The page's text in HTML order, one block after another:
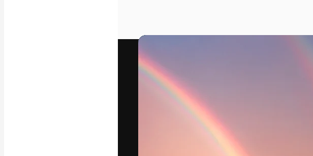
Video's
Filmmateriaal
Dynamische afbeeldingen
Videosjablonen
Iconen
3D-modellen
Lettertypen
Het creatieve platform om je beste werk te
creëren. Meer dan 1 miljoen abonnees
onder creatievelingen, ondernemingen,
bureaus en studio's.